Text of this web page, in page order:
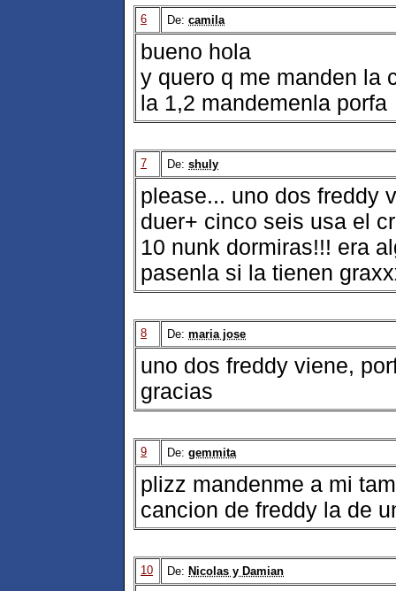
6 De: camila
bueno hola
y quero q me manden la
la 1,2 mandemenla porfa
7 De: shuly
please... uno dos freddy
duer+ cinco seis usa el
10 nunk dormiras!!! era
pasenla si la tienen
8 De: maria jose
uno dos freddy viene,
gracias
9 De: gemmita
plizz mandenme a mi
cancion de freddy la de
10 De: Nicolas y Damian